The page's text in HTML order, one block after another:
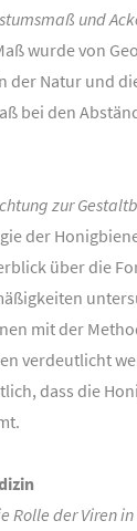
und
wurde von
der Natur und
bei den
zur
der
über die
mit der
verdeutlicht
dass die
Rolle der